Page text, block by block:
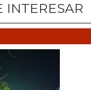
INTERESAR